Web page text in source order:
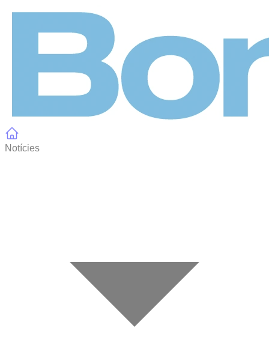
Notícies